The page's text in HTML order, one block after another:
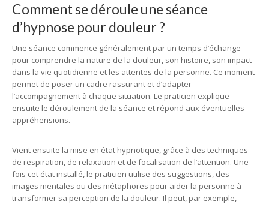
Comment se déroule une séance
d’hypnose pour douleur ?
Une séance commence généralement par un temps d’échange
pour comprendre la nature de la douleur, son histoire, son impact
dans la vie quotidienne et les attentes de la personne. Ce moment
permet de poser un cadre rassurant et d’adapter
l’accompagnement à chaque situation. Le praticien explique
ensuite le déroulement de la séance et répond aux éventuelles
appréhensions.
Vient ensuite la mise en état hypnotique, grâce à des techniques
de respiration, de relaxation et de focalisation de l’attention. Une
fois cet état installé, le praticien utilise des suggestions, des
images mentales ou des métaphores pour aider la personne à
transformer sa perception de la douleur. Il peut, par exemple,